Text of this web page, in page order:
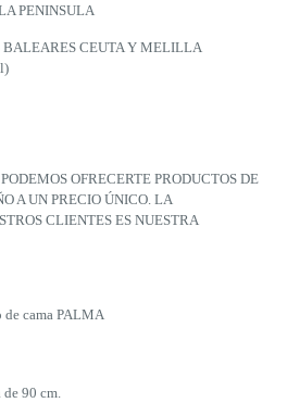
PENINSULA
BALEARES CEUTA Y MELILLA
OFRECERTE PRODUCTOS DE
A UN PRECIO ÚNICO. LA
CLIENTES ES NUESTRA
de cama PALMA
90 cm.